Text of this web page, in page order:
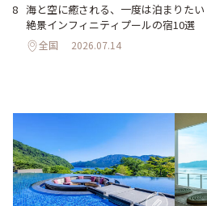
8 海と空に癒される、一度は泊まりたい
絶景インフィニティプールの宿10選
全国 2026.07.14